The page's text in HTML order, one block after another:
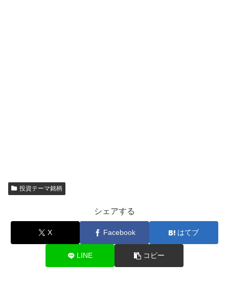
投資テーマ銘柄
シェアする
X Facebook はてブ
LINE コピー